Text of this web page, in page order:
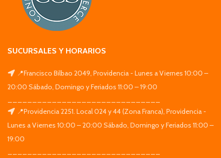
SUCURSALES Y HORARIOS
📍Francisco Bilbao 2049, Providencia - Lunes a Viernes 10:00 –
20:00 Sábado, Domingo y Feriados 11:00 – 19:00
📍Providencia 2251. Local 024 y 44 (Zona Franca), Providencia -
Lunes a Viernes 10:00 – 20:00 Sábado, Domingo y Feriados 11:00 –
19:00